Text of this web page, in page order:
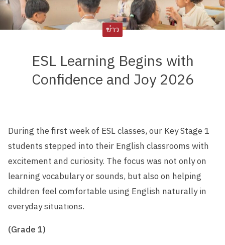
ข่าว
ESL Learning Begins with
Confidence and Joy 2026
During the first week of ESL classes, our Key Stage 1
students stepped into their English classrooms with
excitement and curiosity. The focus was not only on
learning vocabulary or sounds, but also on helping
children feel comfortable using English naturally in
everyday situations.
(Grade 1)